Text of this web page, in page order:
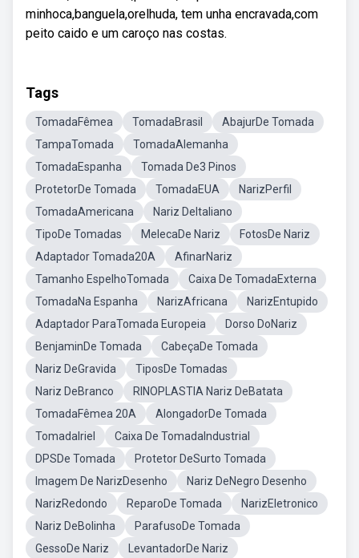
minhoca,banguela,orelhuda, tem unha encravada,com
peito caido e um caroço nas costas.
Tags
TomadaFêmea TomadaBrasil
AbajurDe Tomada
TampaTomada
TomadaAlemanha
TomadaEspanha
Tomada De3 Pinos
ProtetorDe Tomada
TomadaEUA
NarizPerfil
TomadaAmericana
Nariz DeItaliano
TipoDe Tomadas
MelecaDe Nariz
FotosDe Nariz
Adaptador Tomada20A
AfinarNariz
Tamanho EspelhoTomada
Caixa De TomadaExterna
TomadaNa Espanha
NarizAfricana
NarizEntupido
Adaptador ParaTomada Europeia
Dorso DoNariz
BenjaminDe Tomada
CabeçaDe Tomada
Nariz DeGravida
TiposDe Tomadas
Nariz DeBranco
RINOPLASTIA Nariz DeBatata
TomadaFêmea 20A
AlongadorDe Tomada
TomadaIriel
Caixa De TomadaIndustrial
DPSDe Tomada
Protetor DeSurto Tomada
Imagem De NarizDesenho
Nariz DeNegro Desenho
NarizRedondo
ReparoDe Tomada
NarizEletronico
Nariz DeBolinha
ParafusoDe Tomada
GessoDe Nariz
LevantadorDe Nariz